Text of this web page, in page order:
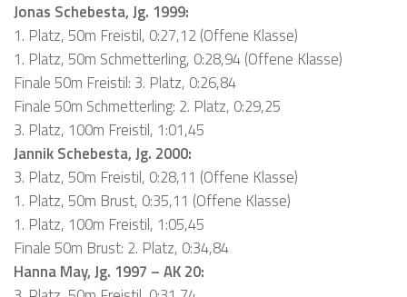
Jonas Schebesta, Jg. 1999:
1. Platz, 50m Freistil, 0:27,12 (Offene Klasse)
1. Platz, 50m Schmetterling, 0:28,94 (Offene Klasse)
Finale 50m Freistil: 3. Platz, 0:26,84
Finale 50m Schmetterling: 2. Platz, 0:29,25
3. Platz, 100m Freistil, 1:01,45
Jannik Schebesta, Jg. 2000:
3. Platz, 50m Freistil, 0:28,11 (Offene Klasse)
1. Platz, 50m Brust, 0:35,11 (Offene Klasse)
1. Platz, 100m Freistil, 1:05,45
Finale 50m Brust: 2. Platz, 0:34,84
Hanna May, Jg. 1997 – AK 20: